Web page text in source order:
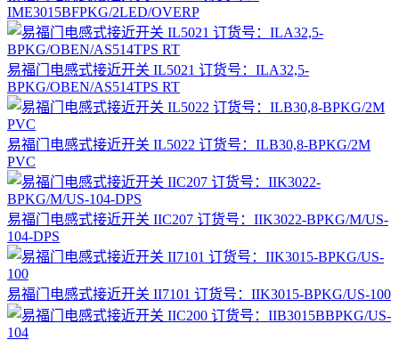
IME3015BFPKG/2LED/OVERP
易福门电感式接近开关 IL5021 订货号：ILA32,5-
BPKG/OBEN/AS514TPS RT
易福门电感式接近开关 IL5022 订货号：ILB30,8-BPKG/2M
PVC
易福门电感式接近开关 IIC207 订货号：IIK3022-BPKG/M/US-
104-DPS
易福门电感式接近开关 II7101 订货号：IIK3015-BPKG/US-100